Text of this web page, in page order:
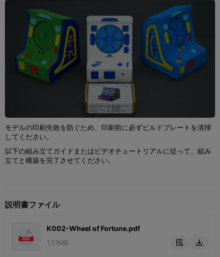
モデルの印刷失敗を防ぐため、印刷前に必ずビルドプレートを清掃
してください。
以下の組み立てガイドまたはビデオチュートリアルに従って、組み
立てと構築を完了させてください。
説明書ファイル
K002-Wheel of Fortune.pdf
1.11MB
 